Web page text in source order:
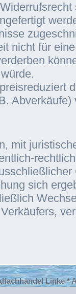
nicht für
Abverkäufe)
mit
sich
Linke *